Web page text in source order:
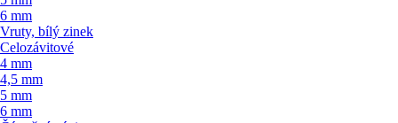
6 mm
Vruty, bílý zinek
Celozávitové
4 mm
4,5 mm
5 mm
6 mm